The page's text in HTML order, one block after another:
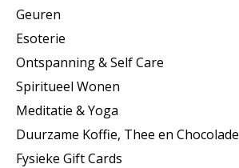
Geuren
Esoterie
Ontspanning & Self Care
Spiritueel Wonen
Meditatie & Yoga
Duurzame Koffie, Thee en Chocolade
Fysieke Gift Cards